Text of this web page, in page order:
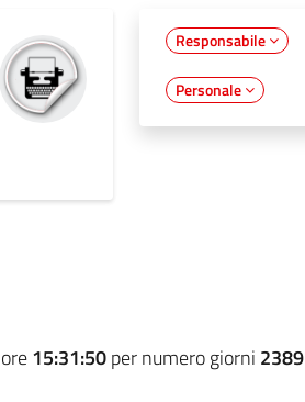
Responsabile
Personale
15:31:50per numero giorni 2389